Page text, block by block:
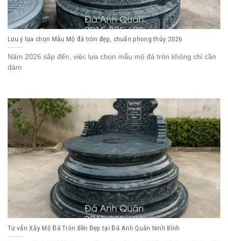
Lưu ý lựa chọn Mẫu Mộ đá tròn đẹp, chuẩn phong thủy 2026
Năm 2026 sắp đến, việc lựa chọn mẫu mộ đá tròn không chỉ cần
đảm
Tư vấn Xây Mộ Đá Tròn Bền Đẹp tại Đá Anh Quân Ninh Bình